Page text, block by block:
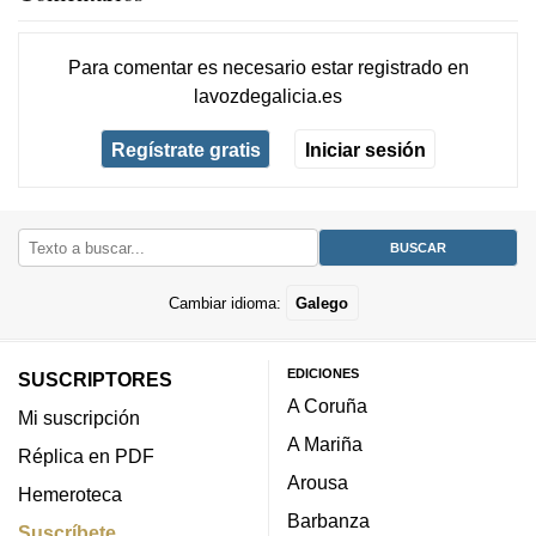
Para comentar es necesario estar registradoen
lavozdegalicia.es
Regístrate gratis Iniciar sesión
Cambiar idioma: Galego
SUSCRIPTORES
Mi suscripción
Réplica en PDF
Hemeroteca
EDICIONES
A Coruña
A Mariña
Arousa
Barbanza